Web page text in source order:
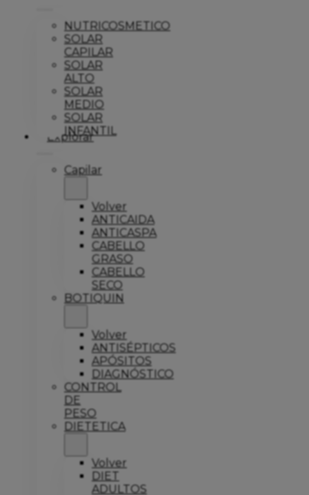
NUTRICOSMETICO
SOLAR
CAPILAR
SOLAR
ALTO
SOLAR
MEDIO
SOLAR
INFANTIL
Explorar
Capilar
Volver
ANTICAIDA
ANTICASPA
CABELLO
GRASO
CABELLO
SECO
BOTIQUIN
Volver
ANTISÉPTICOS
APÓSITOS
DIAGNÓSTICO
CONTROL
DE
PESO
DIETETICA
Volver
DIET
ADULTOS